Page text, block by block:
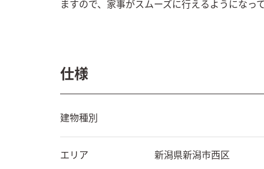
ますので、家事がスムーズに行えるようになって
仕様
建物種別
エリア 新潟県新潟市西区